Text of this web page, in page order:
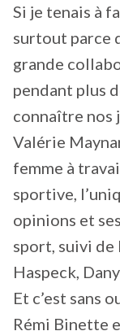
Si je tenais à
surtout parce
grande
pendant plus
connaître nos
Valérie
femme à
sportive,
opinions et
sport, suivi de
Haspeck,
Et c’est sans
Rémi Binette